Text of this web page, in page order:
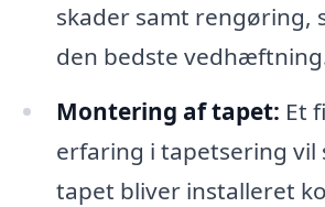
skader samt rengøring,
den bedste
Montering af tapet: Et
erfaring i tapetsering vil
tapet bliver installeret